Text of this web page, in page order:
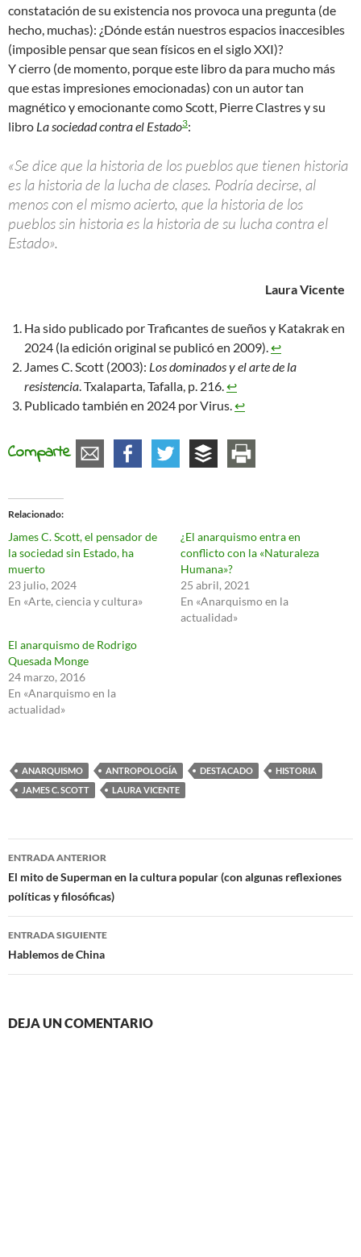
constatación de su existencia nos provoca una pregunta (de
hecho, muchas): ¿Dónde están nuestros espacios inaccesibles
(imposible pensar que sean físicos en el siglo XXI)?
Y cierro (de momento, porque este libro da para mucho más
que estas impresiones emocionadas) con un autor tan
magnético y emocionante como Scott, Pierre Clastres y su
libro La sociedad contra el Estado3:
«Se dice que la historia de los pueblos que tienen historia
es la historia de la lucha de clases. Podría decirse, al
menos con el mismo acierto, que la historia de los
pueblos sin historia es la historia de su lucha contra el
Estado».
Laura Vicente
Ha sido publicado por Traficantes de sueños y Katakrak en
2024 (la edición original se publicó en 2009). ↩︎
James C. Scott (2003): Los dominados y el arte de la
resistencia . Txalaparta, Tafalla, p. 216. ↩︎
Publicado también en 2024 por Virus. ↩︎
Comparte
Relacionado
James C. Scott, el pensador de
la sociedad sin Estado, ha
muerto
23 julio, 2024
En «Arte, ciencia y cultura»
¿El anarquismo entra en
conflicto con la «Naturaleza
Humana»?
25 abril, 2021
En «Anarquismo en la
actualidad»
El anarquismo de Rodrigo
Quesada Monge
24 marzo, 2016
En «Anarquismo en la
actualidad»
ANARQUISMO ANTROPOLOGÍA DESTACADO
HISTORIA
JAMES C. SCOTT
LAURA VICENTE
Navegación
de
entradas
ENTRADA ANTERIOR
El mito de Superman en la cultura popular (con algunas reflexiones
políticas y filosóficas)
ENTRADA SIGUIENTE
Hablemos de China
DEJA UN COMENTARIO